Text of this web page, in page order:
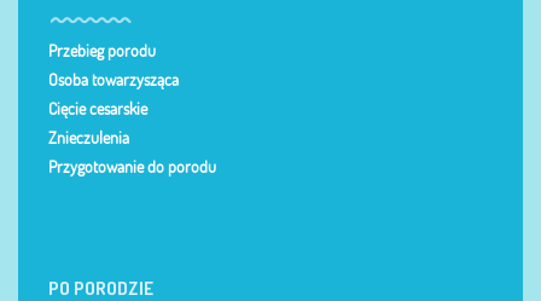
Przebieg porodu
Osoba towarzysząca
Cięcie cesarskie
Znieczulenia
Przygotowanie do porodu
PO PORODZIE